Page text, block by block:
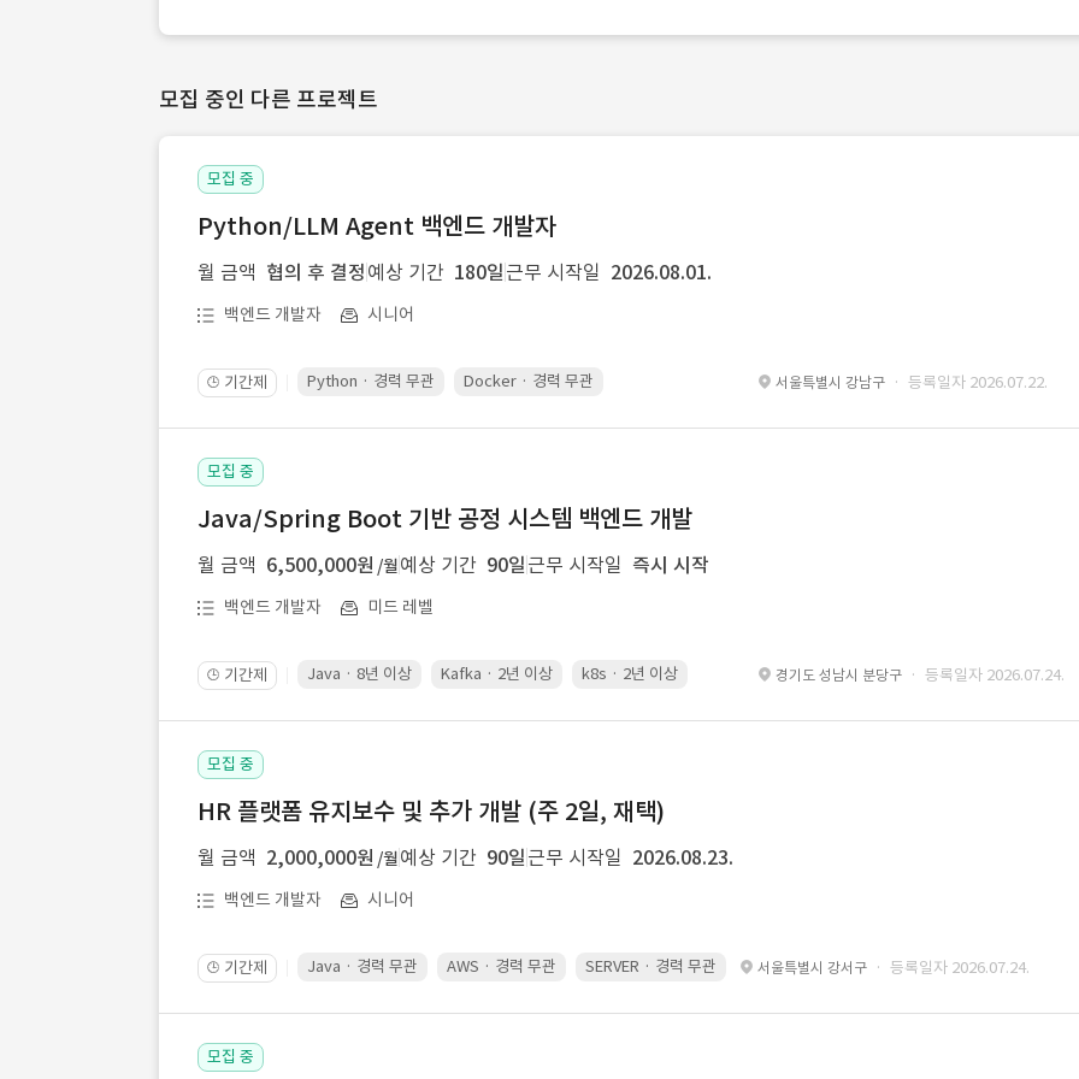
모집 중인 다른 프로젝트
모집 중
Python/LLM Agent 백엔드 개발자
월 금액 협의 후 결정 예상 기간 180일 근무 시작일 2026.08.01.
백엔드 개발자 시니어
🕒 기간제 Python · 경력 무관 Docker · 경력 무관 Kubernetes · 경력 무관 Git · 경력 무관 restful api · 경력 무
서울특별시 강남구 · 등록일자 2026.07.22.
모집 중
Java/Spring Boot 기반 공정 시스템 백엔드 개발
월 금액 6,500,000원 /월예상 기간 90일 근무 시작일 즉시 시작
백엔드 개발자 미드 레벨
🕒 기간제 Java · 8년 이상 Kafka · 2년 이상 k8s · 2년 이상 Spring Boot · 3년 이상 Airflow · 2년 이상
경기도 성남시 분당구 · 등록일자 2026.07.24.
모집 중
HR 플랫폼 유지보수 및 추가 개발 (주 2일, 재택)
월 금액 2,000,000원 /월예상 기간 90일 근무 시작일 2026.08.23.
백엔드 개발자 시니어
🕒 기간제 Java · 경력 무관 AWS · 경력 무관 SERVER · 경력 무관 서울특별시 강서구 · 등록일자 2026.07.24.
모집 중